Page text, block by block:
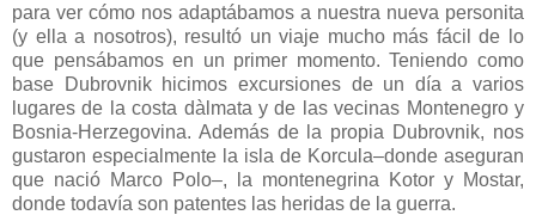
para ver cómo nos adaptábamos a nuestra nueva personita
(y ella a nosotros), resultó un viaje mucho más fácil de lo
que pensábamos en un primer momento. Teniendo como
base Dubrovnik hicimos excursiones de un día a varios
lugares de la costa dàlmata y de las vecinas Montenegro y
Bosnia-Herzegovina. Además de la propia Dubrovnik, nos
gustaron especialmente la isla de Korcula–donde aseguran
que nació Marco Polo–, la montenegrina Kotor y Mostar,
donde todavía son patentes las heridas de la guerra.